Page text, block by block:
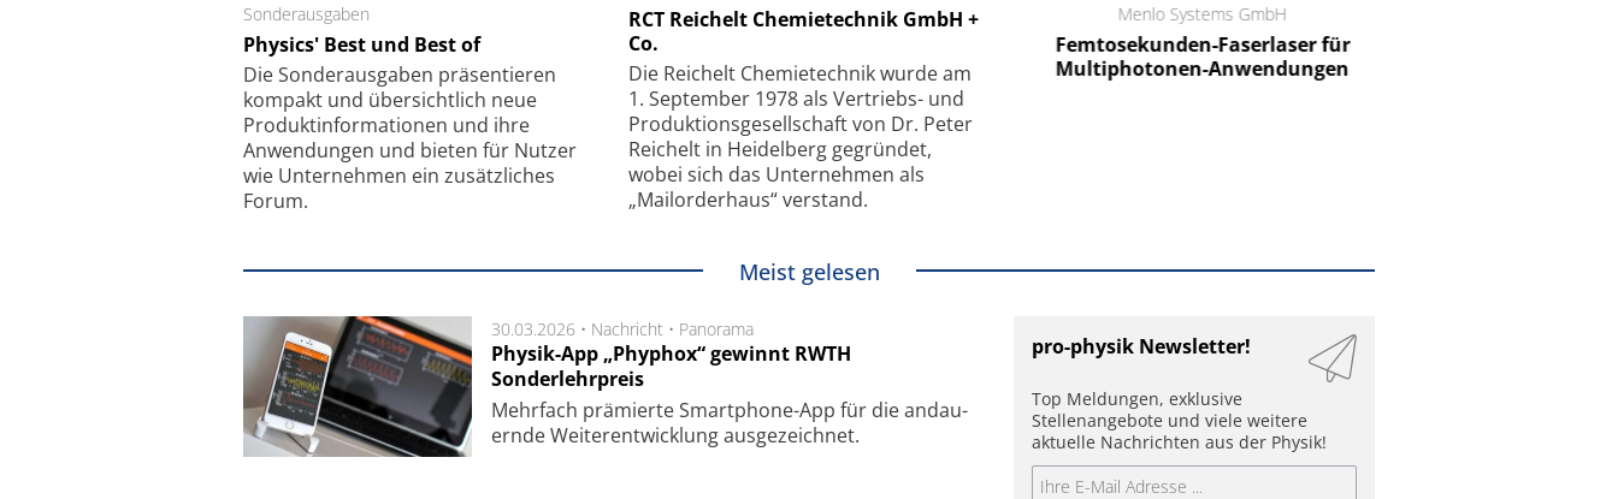
Sonderausgaben
Physics' Best und Best of
Die Sonder­ausgaben präsentieren
kompakt und übersichtlich neue
Produkt­informationen und ihre
Anwendungen und bieten für Nutzer
wie Unternehmen ein zusätzliches
Forum.
RCT Reichelt Chemietechnik GmbH +
Co.
Die Reichelt Chemietechnik wurde am
1. September 1978 als Vertriebs- und
Produktionsgesellschaft von Dr. Peter
Reichelt in Heidelberg gegründet,
wobei sich das Unternehmen als
„Mailorderhaus“ verstand.
Faserkoppler mit Super-
Feinfokussierungsmechanismus
SmarAct GmbH
kleinstem Raum
Menlo Systems GmbH
Femtosekunden-Faserlaser für
Multiphotonen-Anwendungen
Meist gelesen
30.03.2026 • Nachricht • Panorama
Physik-App „Phyphox“ gewinnt RWTH
Sonderlehrpreis
Mehr­fach prä­mier­te Smart­phone-App für die an­dau­
ern­de Wei­ter­ent­wick­lung aus­ge­zeich­net.
pro-physik Newsletter!
Top Meldungen, exklusive
Stellenangebote und viele weitere
aktuelle Nachrichten aus der Physik!